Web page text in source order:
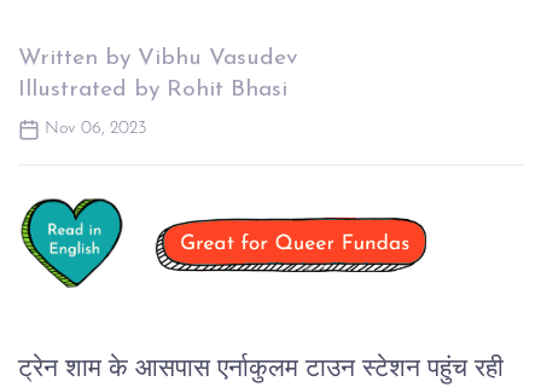
Written by Vibhu Vasudev
Illustrated by Rohit Bhasi
Nov 06, 2023
ट्रेन शाम के आसपास एर्नाकुलम टाउन स्टेशन पहुंच रही